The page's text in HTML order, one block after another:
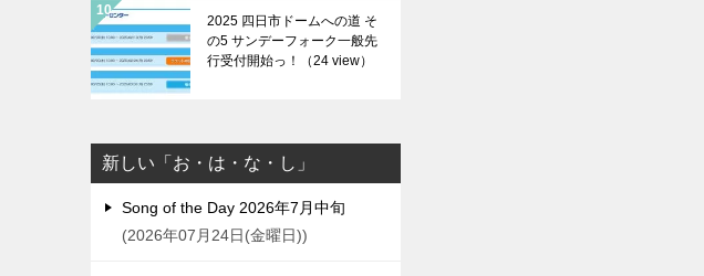
2025 四日市ドームへの道 そ
の5 サンデーフォーク一般先
行受付開始っ！（24 view）
新しい「お・は・な・し」
Song of the Day 2026年7月中旬
2026年07月24日(金曜日)